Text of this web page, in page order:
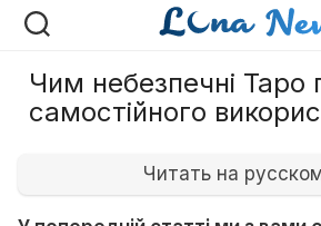
Перейти
Чим небезпечні Таро
самостійного
Читать на